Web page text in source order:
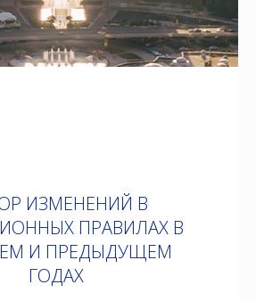
ИЗМЕНЕНИЙ В
ПРАВИЛАХ В
И ПРЕДЫДУЩЕМ
ГОДАХ